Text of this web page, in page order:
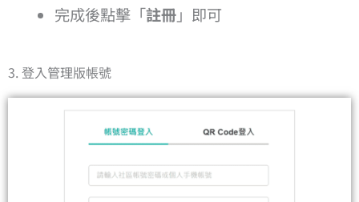
完成後點擊「註冊」即可
3. 登入管理版帳號